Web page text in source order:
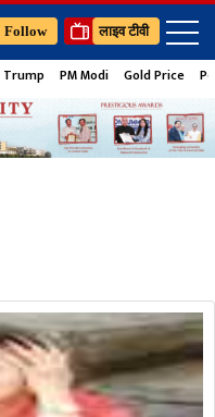
Follow लाइव टीवी
Trump PM Modi Gold Price